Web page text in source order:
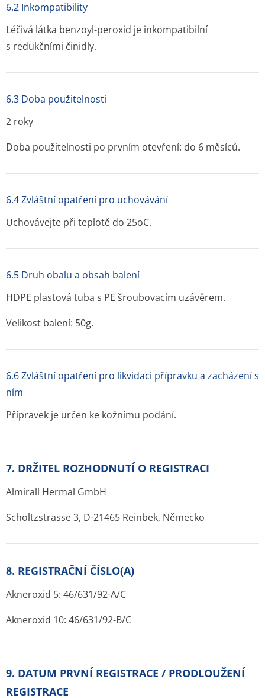
6.2 Inkompatibility
Léčivá látka benzoyl-peroxid je inkompatibilní
s redukčními činidly.
6.3 Doba použitelnosti
2 roky
Doba použitelnosti po prvním otevření: do 6 měsíců.
6.4 Zvláštní opatření pro uchovávání
Uchovávejte při teplotě do 25oC.
6.5 Druh obalu a obsah balení
HDPE plastová tuba s PE šroubovacím uzávěrem.
Velikost balení: 50g.
6.6 Zvláštní opatření pro likvidaci přípravku a zacházení s
ním
Přípravek je určen ke kožnímu podání.
7. DRŽITEL ROZHODNUTÍ O REGISTRACI
Almirall Hermal GmbH
Scholtzstrasse 3, D-21465 Reinbek, Německo
8. REGISTRAČNÍ ČÍSLO(A)
Akneroxid 5: 46/631/92-A/C
Akneroxid 10: 46/631/92-B/C
9. DATUM PRVNÍ REGISTRACE / PRODLOUŽENÍ
REGISTRACE